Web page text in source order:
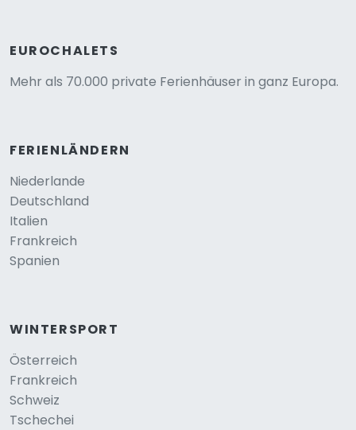
EUROCHALETS
Mehr als 70.000 private Ferienhäuser in ganz Europa.
FERIENLÄNDERN
Niederlande
Deutschland
Italien
Frankreich
Spanien
WINTERSPORT
Österreich
Frankreich
Schweiz
Tschechei